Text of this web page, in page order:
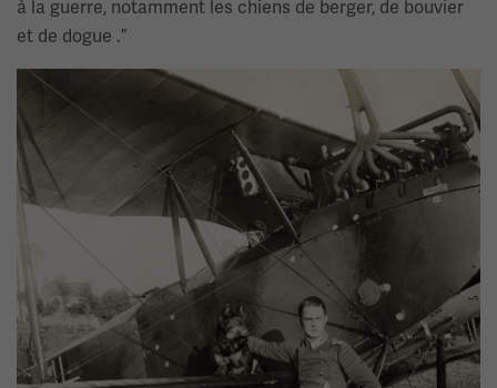
à la guerre, notamment les chiens de berger, de bouvier
et de dogue .”
Image(s)